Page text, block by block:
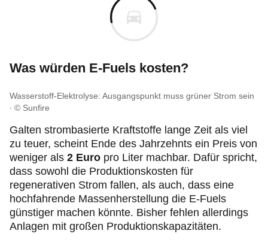
Was würden E-Fuels kosten?
Wasserstoff-Elektrolyse: Ausgangspunkt muss grüner Strom sein
© Sunfire
Galten strombasierte Kraftstoffe lange Zeit als viel
zu teuer, scheint Ende des Jahrzehnts ein Preis von
weniger als 2 Euro pro Liter machbar. Dafür spricht,
dass sowohl die Produktionskosten für
regenerativen Strom fallen, als auch, dass eine
hochfahrende Massenherstellung die E-Fuels
günstiger machen könnte. Bisher fehlen allerdings
Anlagen mit großen Produktionskapazitäten.